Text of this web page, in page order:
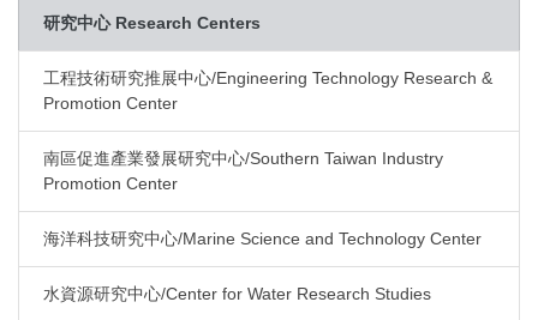
研究中心 Research Centers
工程技術研究推展中心/Engineering Technology Research &
Promotion Center
南區促進產業發展研究中心/Southern Taiwan Industry
Promotion Center
海洋科技研究中心/Marine Science and Technology Center
水資源研究中心/Center for Water Research Studies